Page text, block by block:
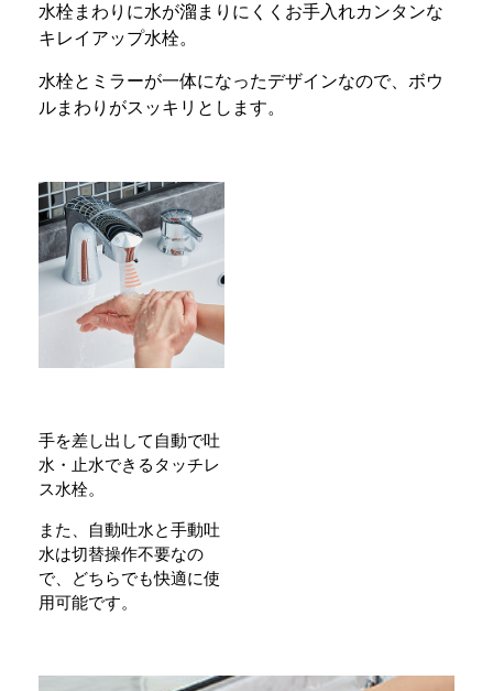
水栓まわりに水が溜まりにくくお手入れカンタンな
キレイアップ水栓。
水栓とミラーが一体になったデザインなので、ボウ
ルまわりがスッキリとします。
手を差し出して自動で吐
水・止水できるタッチレ
ス水栓。
また、自動吐水と手動吐
水は切替操作不要なの
で、どちらでも快適に使
用可能です。